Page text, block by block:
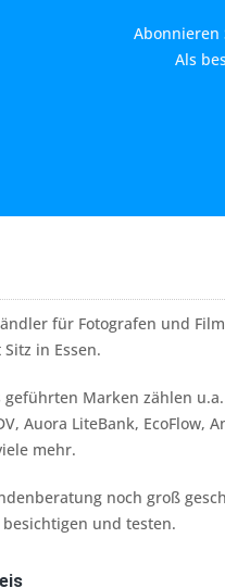
Abonnieren
Als
für Fotografen und
in Essen.
Marken zählen u.a.
Auora LiteBank, EcoFlow,
mehr.
noch groß
und testen.